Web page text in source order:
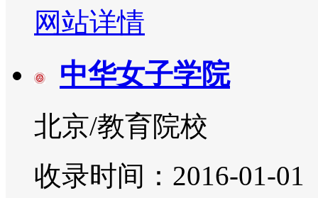
网站详情
中华女子学院
北京/教育院校
收录时间：2016-01-01